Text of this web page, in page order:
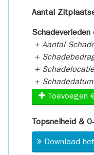
Aantal
Schadeverleden
+ Aantal
+
+ Schadelocatie
+ Schadedatum
Toevoegen
Topsnelheid &
Download